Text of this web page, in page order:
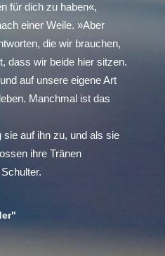
für dich zu haben«,
einer Weile. »Aber
die wir brauchen,
dass wir beide hier sitzen.
auf unsere eigene Art
Manchmal ist das
auf ihn zu, und als sie
ihre Tränen